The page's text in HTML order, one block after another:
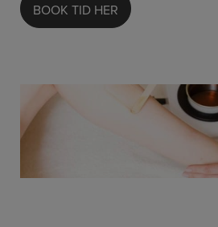
BOOK TID HER